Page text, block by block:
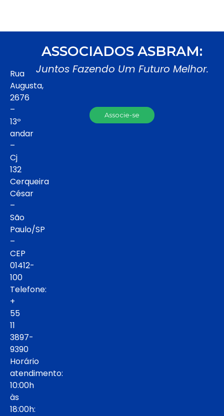
Rua
Augusta,
2676
–
13º
andar
–
Cj
132
Cerqueira
César
–
São
Paulo/SP
–
CEP
01412-
100
Telefone:
+
55
11
3897-
9390
Horário
atendimento:
10:00h
às
18:00h:
ASSOCIADOS ASBRAM:
Juntos Fazendo Um Futuro Melhor.
Associe-se